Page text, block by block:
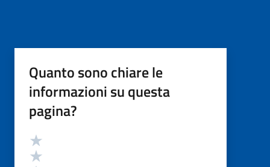
Quanto sono chiare le
informazioni su questa
pagina?
Valutazione